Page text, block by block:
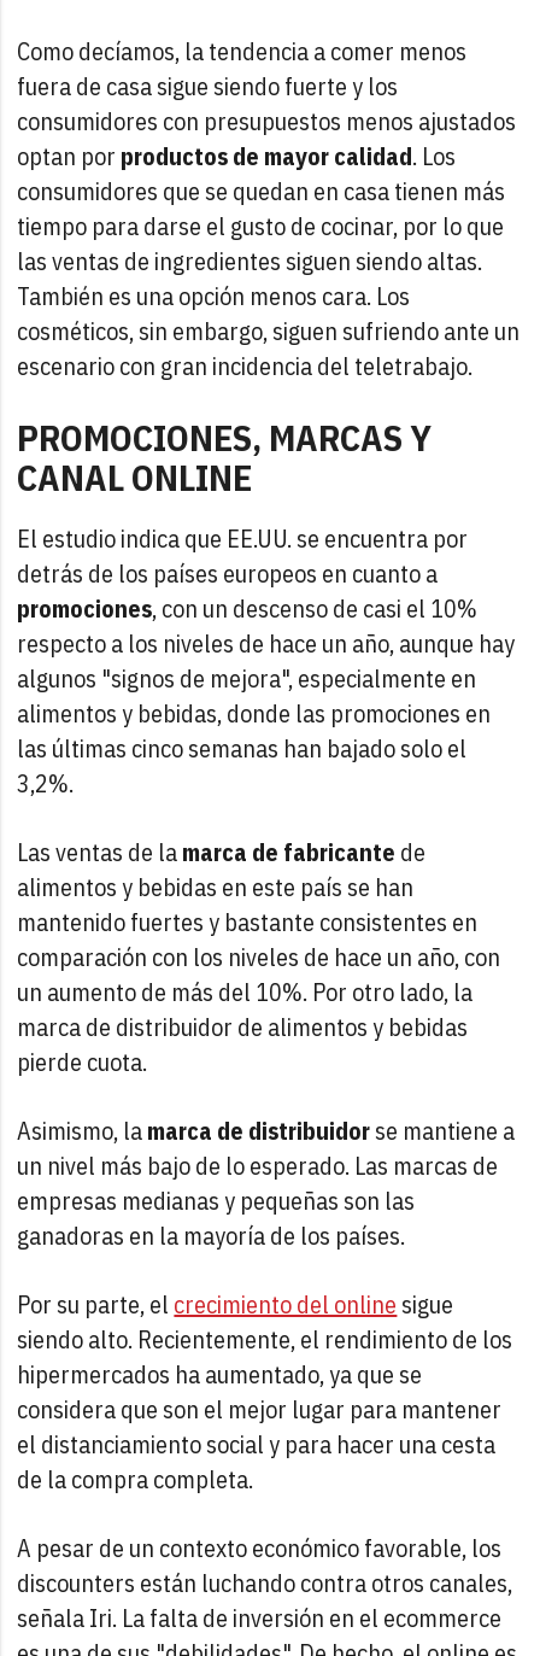
Como decíamos, la tendencia a comer menos
fuera de casa sigue siendo fuerte y los
consumidores con presupuestos menos ajustados
optan por productos de mayor calidad. Los
consumidores que se quedan en casa tienen más
tiempo para darse el gusto de cocinar, por lo que
las ventas de ingredientes siguen siendo altas.
También es una opción menos cara. Los
cosméticos, sin embargo, siguen sufriendo ante un
escenario con gran incidencia del teletrabajo.
PROMOCIONES, MARCAS Y
CANAL ONLINE
El estudio indica que EE.UU. se encuentra por
detrás de los países europeos en cuanto a
promociones, con un descenso de casi el 10%
respecto a los niveles de hace un año, aunque hay
algunos "signos de mejora", especialmente en
alimentos y bebidas, donde las promociones en
las últimas cinco semanas han bajado solo el
3,2%.
Las ventas de lamarca de fabricante de
alimentos y bebidas en este país se han
mantenido fuertes y bastante consistentes en
comparación con los niveles de hace un año, con
un aumento de más del 10%. Por otro lado, la
marca de distribuidor de alimentos y bebidas
pierde cuota.
Asimismo, lamarca de distribuidorse mantiene a
un nivel más bajo de lo esperado. Las marcas de
empresas medianas y pequeñas son las
ganadoras en la mayoría de los países.
Por su parte, el crecimiento del online sigue
siendo alto. Recientemente, el rendimiento de los
hipermercados ha aumentado, ya que se
considera que son el mejor lugar para mantener
el distanciamiento social y para hacer una cesta
de la compra completa.
A pesar de un contexto económico favorable, los
discounters están luchando contra otros canales,
señala Iri. La falta de inversión en el ecommerce